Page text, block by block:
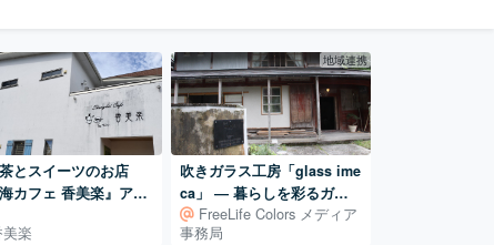
とスイーツのお店
海カフェ 香美楽』アフ
楽
地域連携
吹きガラス工房「glass ime
ca」 ― 暮らしを彩るガラ
スづくり／滋賀・葛川
FreeLife Colors メディア
事務局